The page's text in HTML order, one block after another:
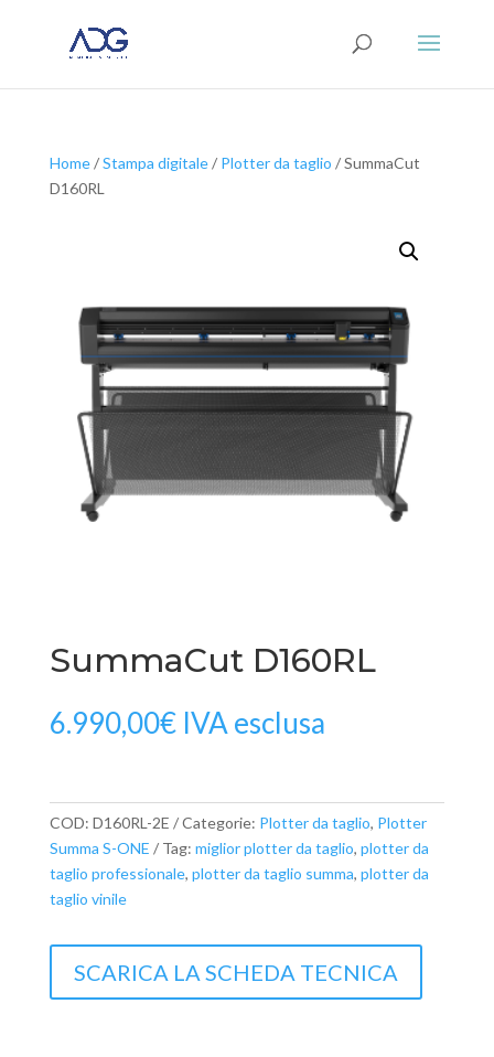
Home/Stampa digitale/ Plotter da taglio / SummaCut
D160RL
SummaCut D160RL
6.990,00€ IVA esclusa
COD: D160RL-2E Categorie: Plotter da taglio, Plotter
Summa S-ONE
Tag: miglior plotter da taglio, plotter da
taglio professionale, plotter da taglio summa, plotter da
taglio vinile
SCARICA LA SCHEDA TECNICA